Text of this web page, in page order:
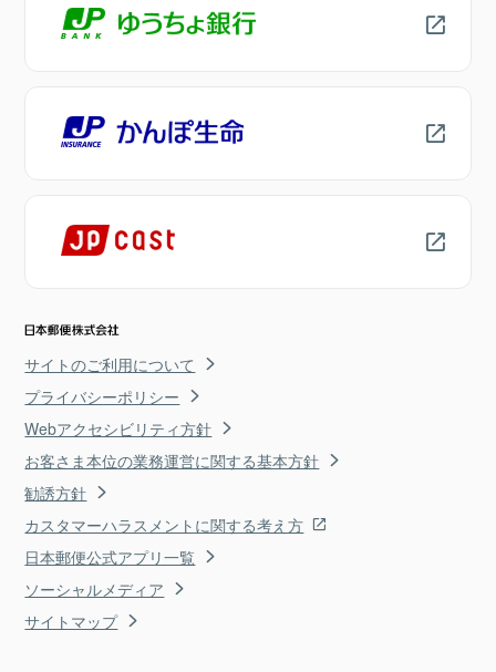
サイトのご利用について
プライバシーポリシー
Webアクセシビリティ方針
お客さま本位の業務運営に関する基本方針
勧誘方針
カスタマーハラスメントに関する考え方
日本郵便公式アプリ一覧
ソーシャルメディア
サイトマップ